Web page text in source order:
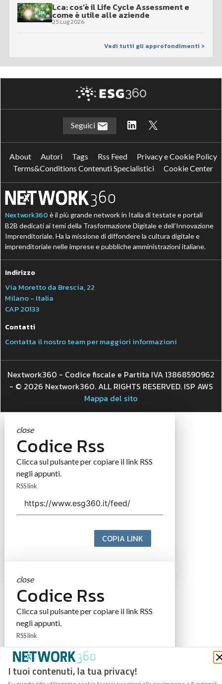
Lca: cos’è il Life Cycle Assessment e
come è utile alle aziende
25 Lug 2026
Vedi tutti gli approfondimenti >
I tuoi contenuti, la tua privacy!
Seguici
About Autori Tags Rss Feed
Privacy e Cookie Policy
Terms&Conditions Contenuti Specialistici
Cookie Center
Nextwork360 è il più grande network in Italia di testate e portali
B2B dedicati ai temi della Trasformazione Digitale e dell’Innovazione
Imprenditoriale. Ha la missione di diffondere la cultura digitale e
imprenditoriale nelle imprese e pubbliche amministrazioni italiane.
Indirizzo
Via Moretto da Brescia, 22
Milano - Italia
CAP 20133
Contatti
Contatta il nostro team per maggiori informazioni
Nextwork360 - Codice fiscale e Partita IVA 13868590962
- © 2026 Nextwork360. ALL RIGHTS RESERVED. ISP AWS
Mappa del sito
close
Codice Rss
Clicca sul pulsante per copiare il link RSS
negli appunti.
RSS link
COPIA LINK
close
Codice Rss
Clicca sul pulsante per copiare il link RSS
negli appunti.
RSS link